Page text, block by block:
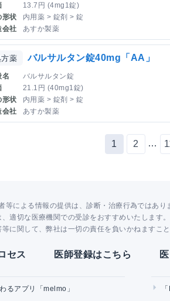
13.7円 (4mg1錠)
形状
内用薬 > 錠剤 > 錠
会社
あすか製薬
方薬 バルサルタン錠40mg「AA」
名
バルサルタン錠
21.1円 (40mg1錠)
形状
内用薬 > 錠剤 > 錠
会社
あすか製薬
1 2 …
等による情報の提供は、診断・治療行為ではあり
適切な医療機関での受診をおすすめいたします。
に関して、弊社は一切の責任を負いかねますこ
セス 医師登録はこちら
るアプリ「melmo」